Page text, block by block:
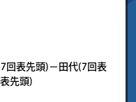
回表先頭)－田代(7回表
先頭)